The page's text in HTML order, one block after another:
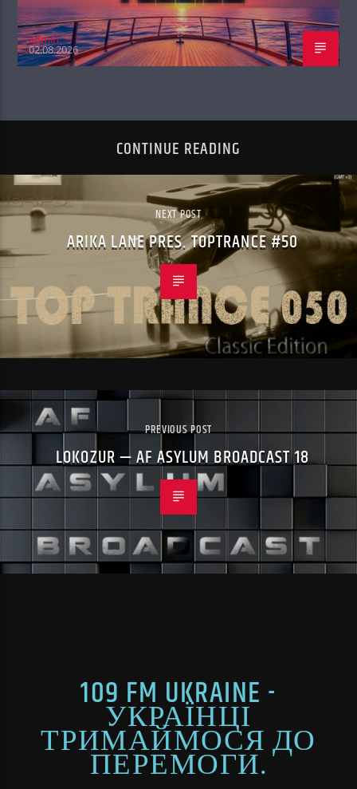
admin
02.08.2026
CONTINUE READING
NEXT POST
ARIKA LANE PRES. TOPTRANCE #50
PREVIOUS POST
LOKOZUR — AF ASYLUM BROADCAST 18
109 FM UKRAINE -
УКРАЇНЦІ
ТРИМАЙМОСЯ ДО
ПЕРЕМОГИ.